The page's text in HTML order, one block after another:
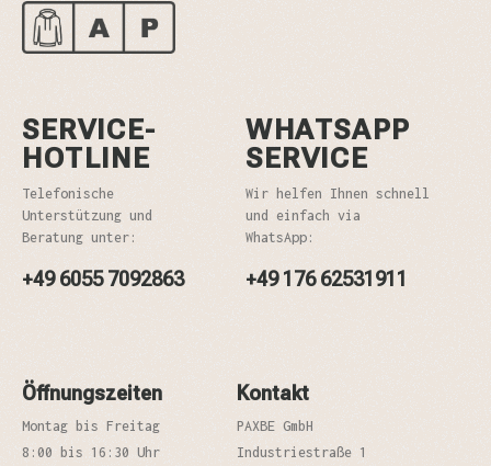
SERVICE-
HOTLINE
Telefonische
Unterstützung und
Beratung unter:
+49 6055 7092863
WHATSAPP
SERVICE
Wir helfen Ihnen schnell
und einfach via
WhatsApp:
+49 176 62531911
Öffnungszeiten
Montag bis Freitag
8:00 bis 16:30 Uhr
Kontakt
PAXBE GmbH
Industriestraße 1